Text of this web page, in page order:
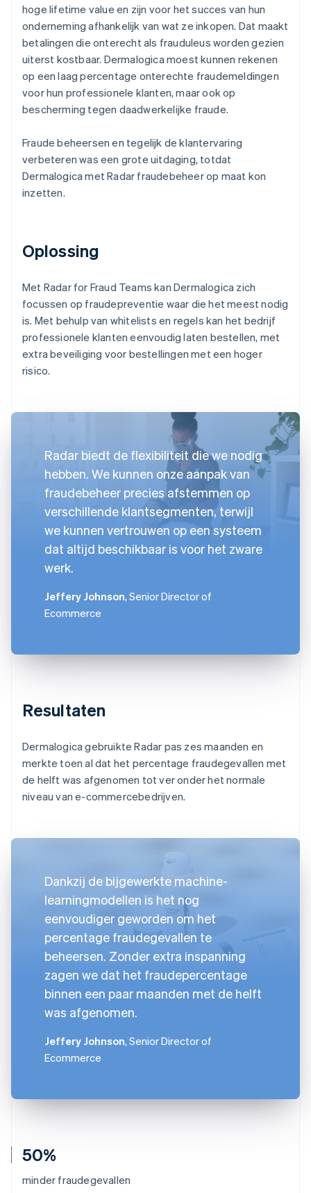
50%
minder fraudegevallen
hoge lifetime value en zijn voor het succes van hun
onderneming afhankelijk van wat ze inkopen. Dat maakt
betalingen die onterecht als frauduleus worden gezien
uiterst kostbaar. Dermalogica moest kunnen rekenen
op een laag percentage onterechte fraudemeldingen
voor hun professionele klanten, maar ook op
bescherming tegen daadwerkelijke fraude.
Fraude beheersen en tegelijk de klantervaring
verbeteren was een grote uitdaging, totdat
Dermalogica met Radar fraudebeheer op maat kon
inzetten.
Oplossing
Met Radar for Fraud Teams kan Dermalogica zich
focussen op fraudepreventie waar die het meest nodig
is. Met behulp van whitelists en regels kan het bedrijf
professionele klanten eenvoudig laten bestellen, met
extra beveiliging voor bestellingen met een hoger
risico.
Radar biedt de flexibiliteit die we nodig
hebben. We kunnen onze aanpak van
fraudebeheer precies afstemmen op
verschillende klantsegmenten, terwijl
we kunnen vertrouwen op een systeem
dat altijd beschikbaar is voor het zware
werk.
Jeffery Johnson, Senior Director of
Ecommerce
Resultaten
Dermalogica gebruikte Radar pas zes maanden en
merkte toen al dat het percentage fraudegevallen met
de helft was afgenomen tot ver onder het normale
niveau van e-commercebedrijven.
Dankzij de bijgewerkte machine-
learningmodellen is het nog
eenvoudiger geworden om het
percentage fraudegevallen te
beheersen. Zonder extra inspanning
zagen we dat het fraudepercentage
binnen een paar maanden met de helft
was afgenomen.
Jeffery Johnson, Senior Director of
Ecommerce